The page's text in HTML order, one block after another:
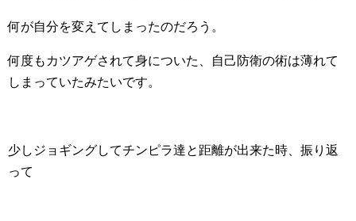
何が自分を変えてしまったのだろう。
何度もカツアゲされて身についた、自己防衛の術は薄れて
しまっていたみたいです。
少しジョギングしてチンピラ達と距離が出来た時、振り返
って